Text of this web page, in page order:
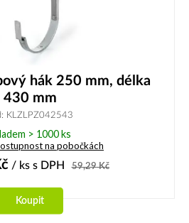
hák 250 mm, délka
430 mm
KLZLPZ042543
> 1000 ks
na pobočkách
/ ks s DPH 59,29Kč
Koupit